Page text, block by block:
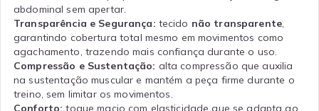
abdominal sem apertar.
Transparência e Segurança: tecido não transparente
garantindo cobertura total mesmo em movimentos como
agachamento, trazendo mais confiança durante o uso.
Compressão e Sustentação: alta compressão que auxilia
na sustentação muscular e mantém a peça firme durante o
treino, sem limitar os movimentos.
Conforto: toque macio com elasticidade que se adapta ao